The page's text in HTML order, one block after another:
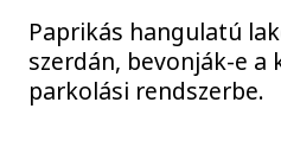
Paprikás hangulatú
szerdán, bevonják-e
parkolási rendszerbe.